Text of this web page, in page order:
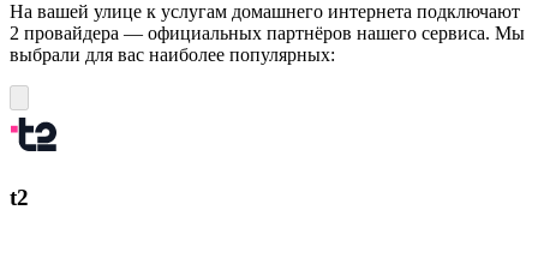
На вашей улице к услугам домашнего интернета подключают
2 провайдера — официальных партнёров нашего сервиса. Мы
выбрали для вас наиболее популярных:
t2